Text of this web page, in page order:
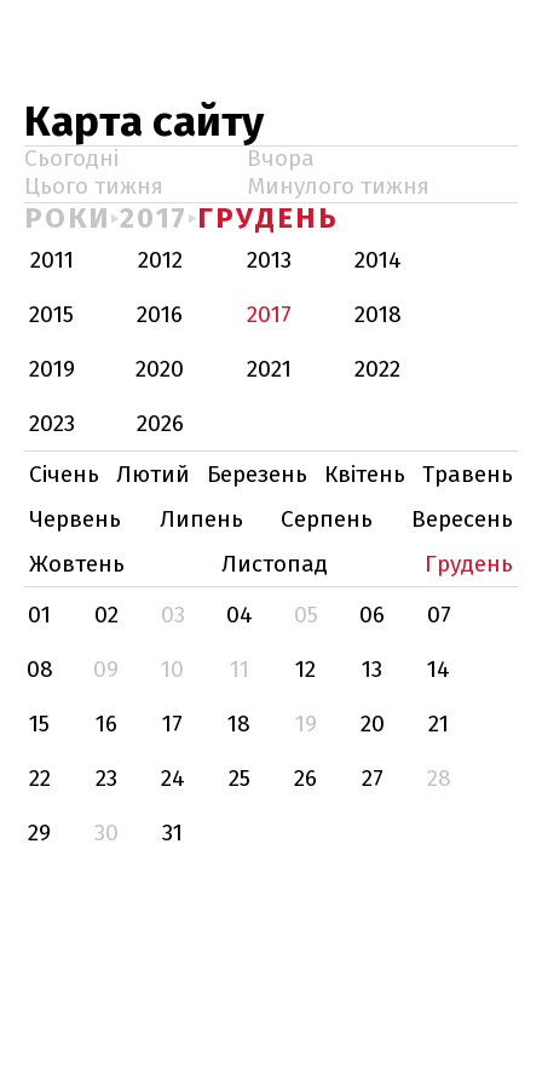
Карта сайту
Сьогодні
Вчора
Цього тижня
Минулого тижня
РОКИ 2017 ГРУДЕНЬ
2011 2012 2013
2014
2015
2016 2017
2018
2019
2020 2021
2022
2023
2026
Січень
Лютий Березень Квітень
Травень
Червень
Липень Серпень
Вересень
Жовтень
Листопад
Грудень
01
02 03 04 05 06
07
08
09 10 11 12 13
14
15
16 17 18 19 20
21
22
23 24 25 26 27
28
29
30 31